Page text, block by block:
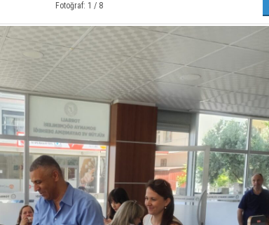
Fotoğraf: 1 / 8